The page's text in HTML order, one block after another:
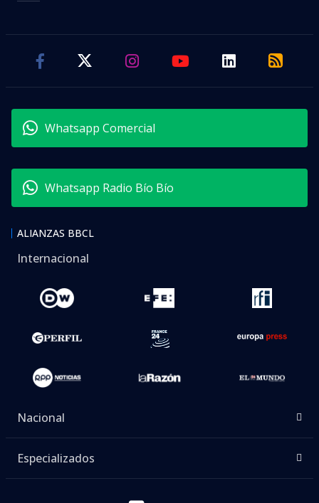
Whatsapp Comercial
Whatsapp Radio Bío Bío
ALIANZAS BBCL
Internacional
Nacional
Especializados